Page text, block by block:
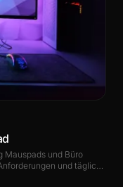
Mauspads und Büro
und tägliche